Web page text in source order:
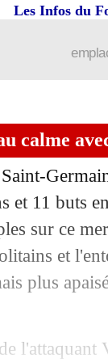
Les Infos du
calme
et 11 buts
sur ce
et
plus
l'attaquant
la piste
(officiel)
! (officiel)
acheté
son retour
à
Asprilla,